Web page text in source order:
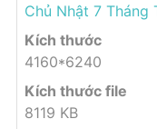
Chủ Nhật 7 Tháng
Kích thước
4160*6240
Kích thước file
8119 KB